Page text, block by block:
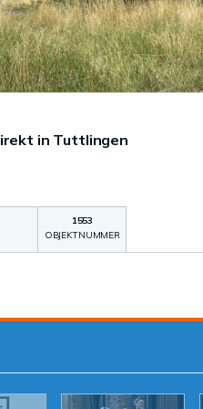
in Tuttlingen
1553
OBJEKTNUMMER